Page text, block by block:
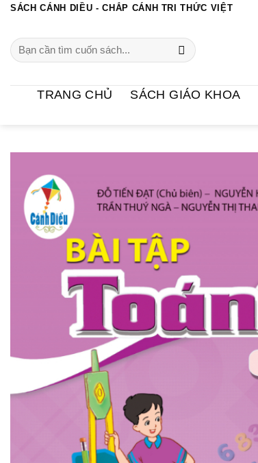
Chuyển
nội
dung
SÁCH CÁNH DIỀU - CHẮP CÁNH TRI THỨC VIỆT
Search
for:
TRANG CHỦ SÁCH GIÁO KHOA